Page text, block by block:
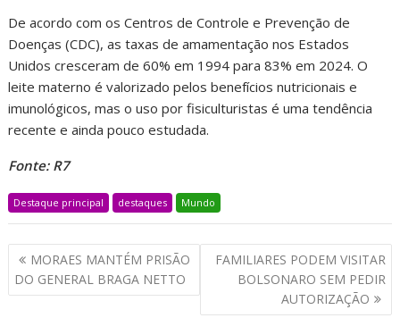
De acordo com os Centros de Controle e Prevenção de
Doenças (CDC), as taxas de amamentação nos Estados
Unidos cresceram de 60% em 1994 para 83% em 2024. O
leite materno é valorizado pelos benefícios nutricionais e
imunológicos, mas o uso por fisiculturistas é uma tendência
recente e ainda pouco estudada.
Fonte: R7
Destaque principal destaques Mundo
MORAES MANTÉM PRISÃO
DO GENERAL BRAGA NETTO
FAMILIARES PODEM VISITAR
BOLSONARO SEM PEDIR
AUTORIZAÇÃO